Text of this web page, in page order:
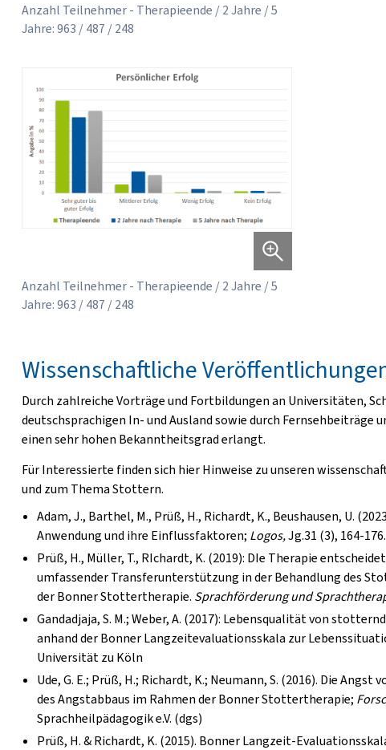
Anzahl Teilnehmer - Therapieende / 2 Jahre / 5
Jahre: 963 / 487 / 248
Anzahl Teilnehmer - Therapieende / 2 Jahre / 5
Jahre: 963 / 487 / 248
Wissenschaftliche
Durch zahlreiche Vorträge und Fortbildungen an Universitäten,
deutschsprachigen In- und Ausland sowie durch
einen sehr hohen Bekanntheitsgrad erlangt.
Für Interessierte finden sich hier Hinweise zu unseren
und zum Thema Stottern.
Adam, J., Barthel, M., Prüß, H., Richardt, K., Beushausen, U.
Anwendung und ihre Einflussfaktoren; Logos,Jg.31 (3), 164-176.
Prüß, H., Müller, T., RIchardt, K. (2019): DIe Therapie
umfassender Transferunterstützung in der Behandlung des
der Bonner Stottertherapie. Sprachförderung und
Gandadjaja, S. M.; Weber, A. (2017): Lebensqualität von
anhand der Bonner Langzeitevaluationsskala zur
Universität zu Köln
Ude, G. E.; Prüß, H.; Richardt, K.; Neumann, S. (2016). Die
des Angstabbaus im Rahmen der Bonner Stottertherapie;
Sprachheilpädagogik e.V. (dgs)
Prüß, H. & Richardt, K. (2015). Bonner Langzeit-